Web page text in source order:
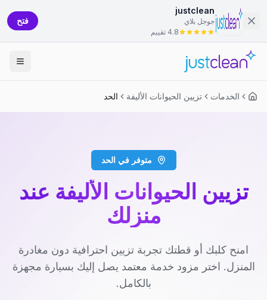
justclean
جوجل بلاي
4.8 تقييم
فتح
الخدمات تزيين الحيوانات الأليفة الحد
متوفر في الحد
تزيين الحيوانات الأليفة عند
منزلك
امنح كلبك أو قطتك تجربة تزيين احترافية دون مغادرة
المنزل. اختر مزود خدمة معتمد يصل إليك بسيارة مجهزة
بالكامل.